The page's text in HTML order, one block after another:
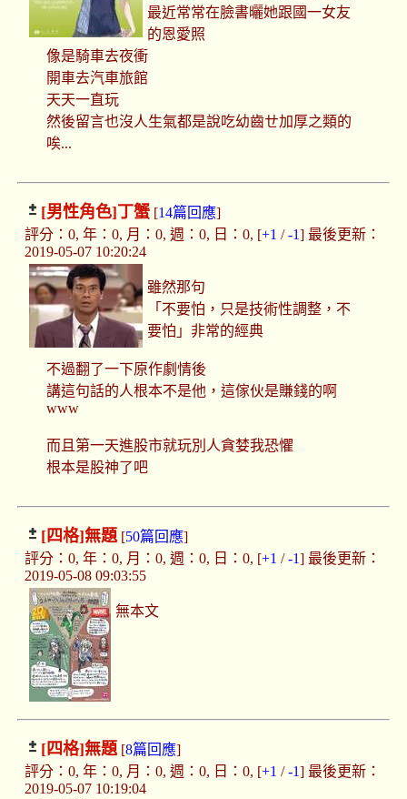
最近常常在臉書曬她跟國一女友
的恩愛照
像是騎車去夜衝
開車去汽車旅館
天天一直玩
然後留言也沒人生氣都是說吃幼齒ㄝ加厚之類的
唉...
[男性角色]丁蟹[14篇回應]
評分：0, 年：0, 月：0, 週：0, 日：0, [+1 /-1] 最後更新：
2019-05-07 10:20:24
雖然那句
「不要怕，只是技術性調整，不
要怕」非常的經典
不過翻了一下原作劇情後
講這句話的人根本不是他，這傢伙是賺錢的啊
www
而且第一天進股市就玩別人貪婪我恐懼
根本是股神了吧
[四格]無題[50篇回應]
評分：0, 年：0, 月：0, 週：0, 日：0, [+1 /-1] 最後更新：
2019-05-08 09:03:55
無本文
[四格]無題[8篇回應]
評分：0, 年：0, 月：0, 週：0, 日：0, [+1 /-1] 最後更新：
2019-05-07 10:19:04